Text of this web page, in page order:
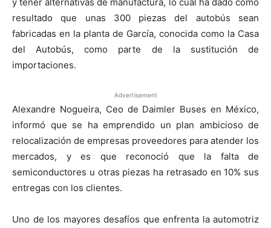
resultado que unas 300 piezas del autobús sean
fabricadas en la planta de García, conocida como la Casa
del Autobús, como parte de la sustitución de
importaciones.
Advertisement
Alexandre Nogueira, Ceo de Daimler Buses en México,
informó que se ha emprendido un plan ambicioso de
relocalización de empresas proveedores para atender los
mercados, y es que reconoció que la falta de
semiconductores u otras piezas ha retrasado en 10% sus
entregas con los clientes.
Uno de los mayores desafíos que enfrenta la automotriz